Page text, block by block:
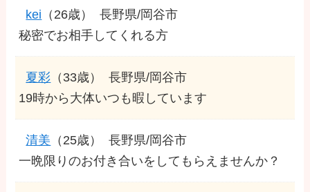
kei （26歳）
長野県/岡谷市
秘密でお相手してくれる方
夏彩 （33歳）
長野県/岡谷市
19時から大体いつも暇しています
清美 （25歳）
長野県/岡谷市
一晩限りのお付き合いをしてもらえませんか？